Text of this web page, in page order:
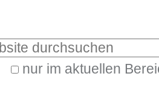
nur im aktuellen